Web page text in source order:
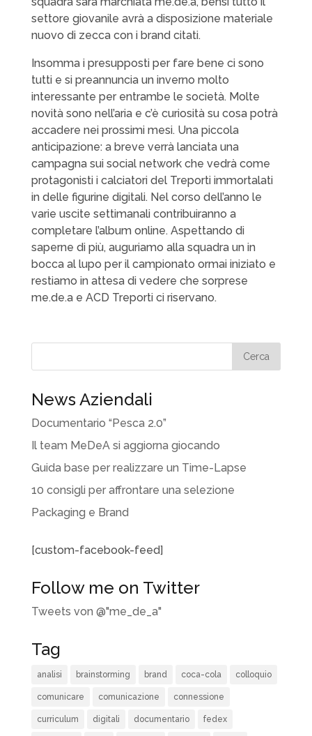
settore giovanile avrà a disposizione materiale
nuovo di zecca con i brand citati.
Insomma i presupposti per fare bene ci sono
tutti e si preannuncia un inverno molto
interessante per entrambe le società. Molte
novità sono nell’aria e c’è curiosità su cosa potrà
accadere nei prossimi mesi. Una piccola
anticipazione: a breve verrà lanciata una
campagna sui social network che vedrà come
protagonisti i calciatori del Treporti immortalati
in delle figurine digitali. Nel corso dell’anno le
varie uscite settimanali contribuiranno a
completare l’album online. Aspettando di
saperne di più, auguriamo alla squadra un in
bocca al lupo per il campionato ormai iniziato e
restiamo in attesa di vedere che sorprese
me.de.a e ACD Treporti ci riservano.
News Aziendali
Documentario “Pesca 2.0”
Il team MeDeA si aggiorna giocando
Guida base per realizzare un Time-Lapse
10 consigli per affrontare una selezione
Packaging e Brand
[custom-facebook-feed]
Follow me on Twitter
Tweets von @"me_de_a"
Tag
analisi brainstorming brand coca-cola colloquio
comunicare comunicazione connessione
curriculum digitali documentario fedex